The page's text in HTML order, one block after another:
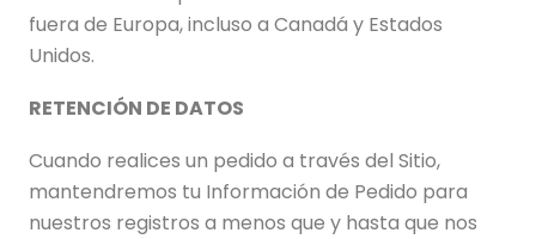
fuera de Europa, incluso a Canadá y Estados
Unidos.
RETENCIÓN DE DATOS
Cuando realices un pedido a través del Sitio,
mantendremos tu Información de Pedido para
nuestros registros a menos que y hasta que nos